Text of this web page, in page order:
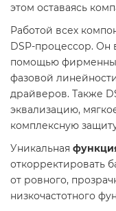
этом оставаясь
Работой всех
DSP-процессор. Он
помощью
фазовой
драйверов. Также
эквализацию,
комплексную
Уникальная
откорректировать
от ровного,
низкочастотного